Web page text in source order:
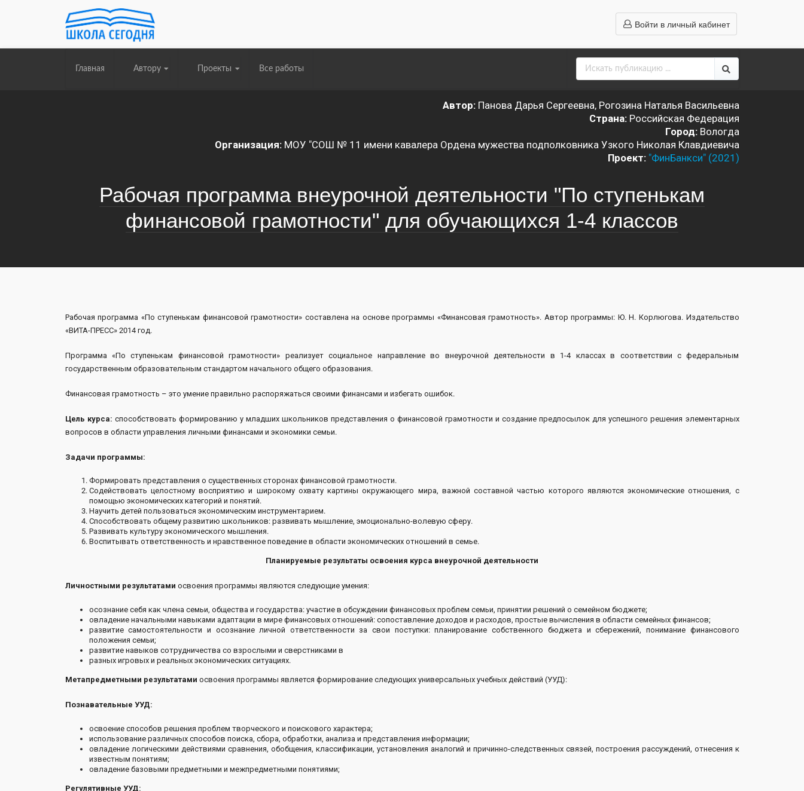
Войти в личный кабинет
Главная Автору Проекты Все работы
Автор:Панова Дарья Сергеевна, Рогозина Наталья Васильевна
Страна:Российская Федерация
Город:Вологда
Организация: МОУ "СОШ № 11 имени кавалера Ордена мужества подполковника Узкого Николая Клавдиевича
Проект: "ФинБанкси" (2021)
Рабочая программа внеурочной деятельности "По ступенькам
финансовой грамотности" для обучающихся 1-4 классов
Рабочая программа «По ступенькам финансовой грамотности» составлена на основе программы «Финансовая грамотность». Автор программы: Ю. Н. Корлюгова. Издательство
«ВИТА-ПРЕСС» 2014 год.
Программа «По ступенькам финансовой грамотности» реализует социальное направление во внеурочной деятельности в 1-4 классах в соответствии с федеральным
государственным образовательным стандартом начального общего образования.
Финансовая грамотность – это умение правильно распоряжаться своими финансами и избегать ошибок.
Цель курса: способствовать формированию у младших школьников представления о финансовой грамотности и создание предпосылок для успешного решения элементарных
вопросов в области управления личными финансами и экономики семьи.
Задачи программы:
Формировать представления о существенных сторонах финансовой грамотности.
Содействовать целостному восприятию и широкому охвату картины окружающего мира, важной составной частью которого являются экономические отношения, с
помощью экономических категорий и понятий.
Научить детей пользоваться экономическим инструментарием.
Способствовать общему развитию школьников: развивать мышление, эмоционально-волевую сферу.
Развивать культуру экономического мышления.
Воспитывать ответственность и нравственное поведение в области экономических отношений в семье.
Планируемые результаты освоения курса внеурочной деятельности
Личностными результатами освоения программы являются следующие умения:
осознание себя как члена семьи, общества и государства: участие в обсуждении финансовых проблем семьи, принятии решений о семейном бюджете;
овладение начальными навыками адаптации в мире финансовых отношений: сопоставление доходов и расходов, простые вычисления в области семейных финансов;
развитие самостоятельности и осознание личной ответственности за свои поступки: планирование собственного бюджета и сбережений, понимание финансового
положения семьи;
развитие навыков сотрудничества со взрослыми и сверстниками в
разных игровых и реальных экономических ситуациях.
Метапредметными результатами освоения программы является формирование следующих универсальных учебных действий (УУД):
Познавательные УУД:
освоение способов решения проблем творческого и поискового характера;
использование различных способов поиска, сбора, обработки, анализа и представления информации;
овладение логическими действиями сравнения, обобщения, классификации, установления аналогий и причинно-следственных связей, построения рассуждений, отнесения к
известным понятиям;
овладение базовыми предметными и межпредметными понятиями;
Регулятивные УУД: